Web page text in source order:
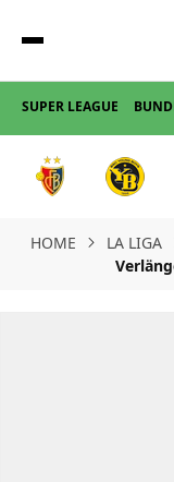
SUPER LEAGUE
HOME LA LIGA